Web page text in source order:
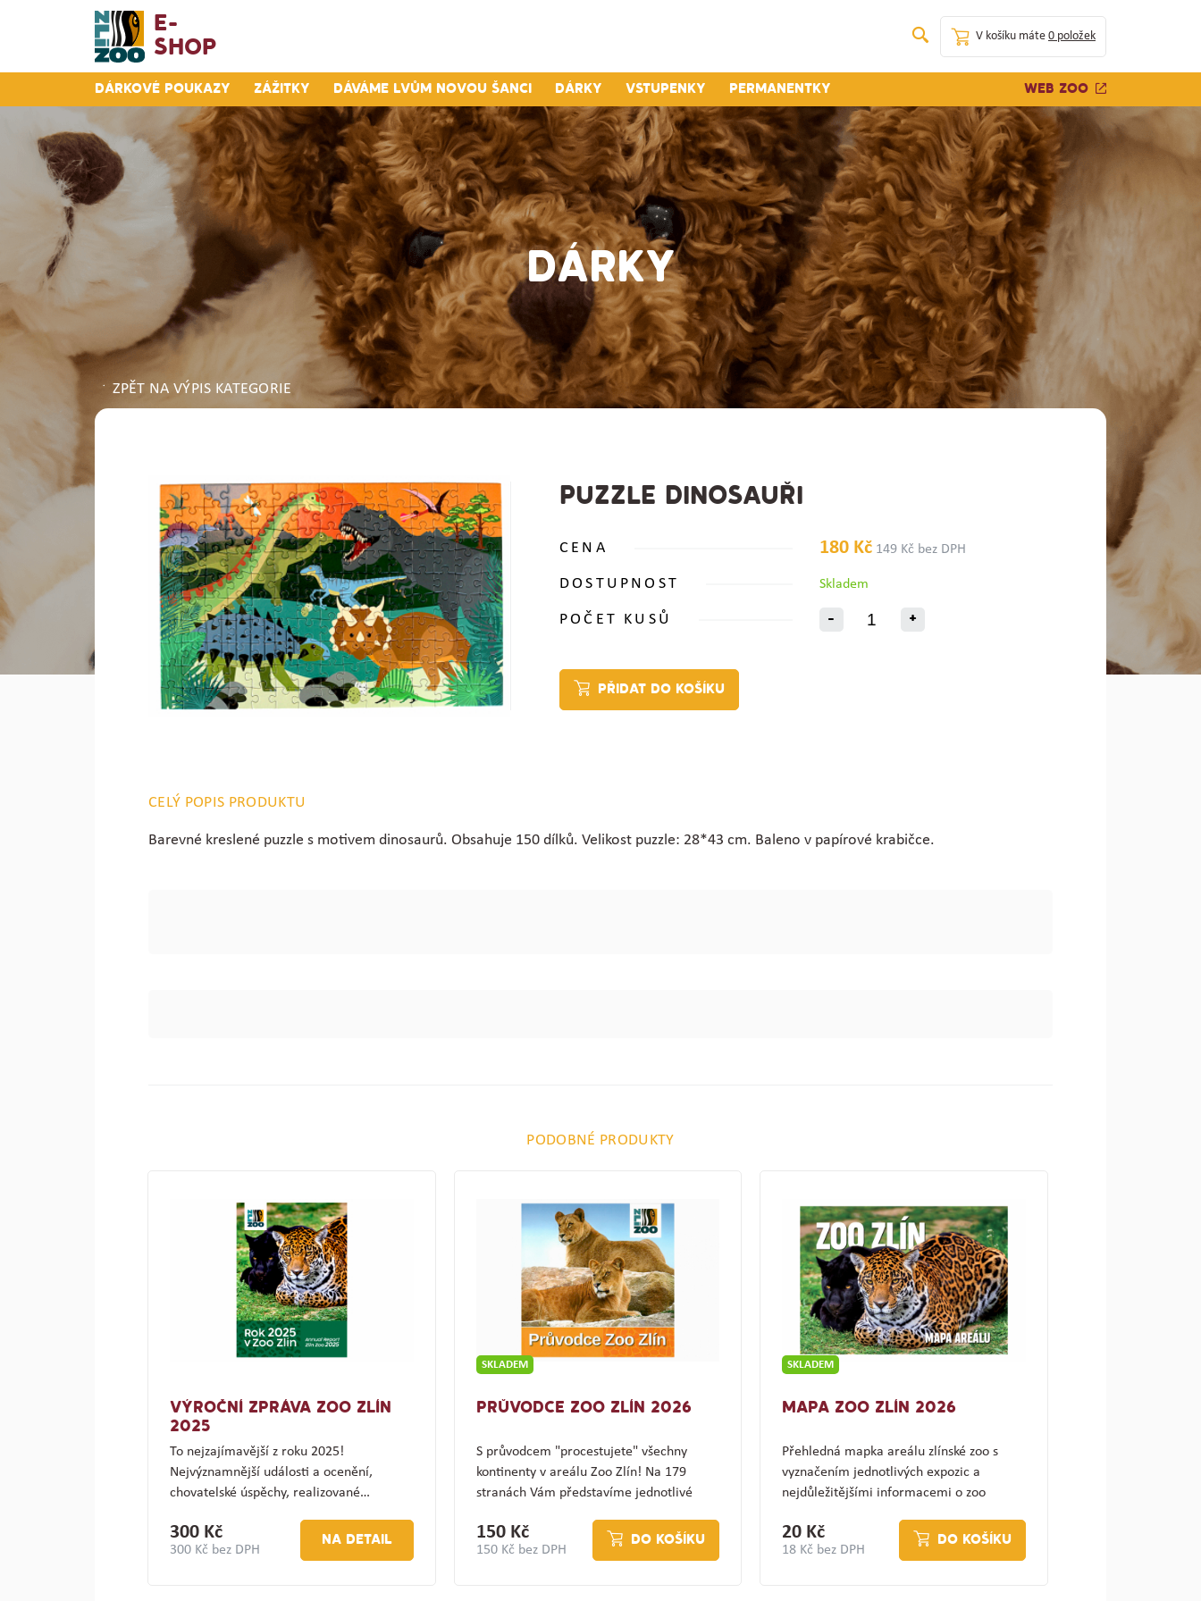
E-
Shop
V košíku máte 0 položek
Dárkové poukazy Zážitky Dáváme lvům novou šanci Dárky Vstupenky Permanentky Web zoo
DÁRKY
ZPĚT NA VÝPIS KATEGORIE
PUZZLE DINOSAUŘI
CENA 180 Kč 149 Kč bez DPH
DOSTUPNOST Skladem
POČET KUSŮ - +
PŘIDAT DO KOŠÍKU
CELÝ POPIS PRODUKTU
Barevné kreslené puzzle s motivem dinosaurů. Obsahuje 150 dílků. Velikost puzzle: 28*43 cm. Baleno v papírové krabičce.
PODOBNÉ PRODUKTY
VÝROČNÍ ZPRÁVA ZOO ZLÍN
2025
To nejzajímavější z roku 2025!
Nejvýznamnější události a ocenění,
chovatelské úspěchy, realizované…
300 Kč
300 Kč bez DPH
NA DETAIL
SKLADEM
PRŮVODCE ZOO ZLÍN 2026
S průvodcem "procestujete" všechny
kontinenty v areálu Zoo Zlín! Na 179
stranách Vám představíme jednotlivé
150 Kč
150 Kč bez DPH
DO KOŠÍKU
SKLADEM
MAPA ZOO ZLÍN 2026
Přehledná mapka areálu zlínské zoo s
vyznačením jednotlivých expozic a
nejdůležitějšími informacemi o zoo
20 Kč
18 Kč bez DPH
DO KOŠÍKU